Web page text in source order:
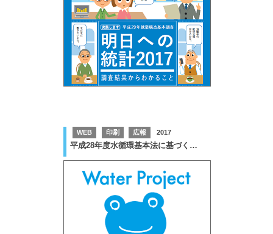
WEB 印刷 広報 2017
平成28年度水循環基本法に基づく普及啓発ツール